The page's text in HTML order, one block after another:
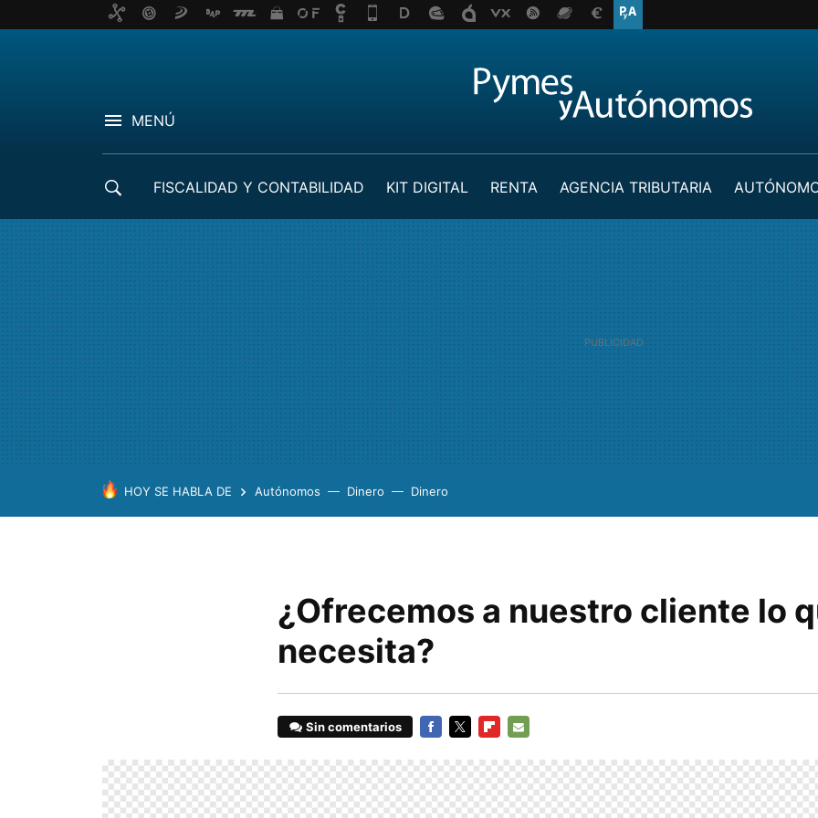
MENÚ
FISCALIDAD Y CONTABILIDAD KIT DIGITAL RENTA AGENCIA TRIBUTARIA
HOY SE HABLA DE Autónomos Dinero Dinero
¿Ofrecemos a nuestro cliente lo
necesita?
Sin comentarios
MAIL